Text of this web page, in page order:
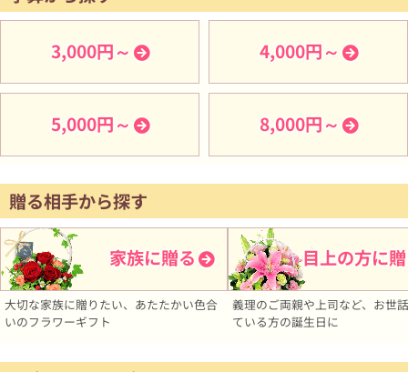
3,000円～ 4,000円～
5,000円～ 8,000円～
贈る相手から探す
家族に贈る
大切な家族に贈りたい、あたたかい色合
いのフラワーギフト
目上の方に
義理のご両親や上司など、お世
ている方の誕生日に